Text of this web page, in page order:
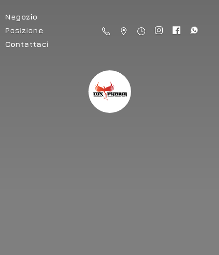
Negozio
Posizione
Contattaci